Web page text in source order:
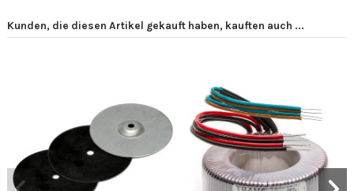
Kunden, die diesen Artikel gekauft haben, kauften auch ...